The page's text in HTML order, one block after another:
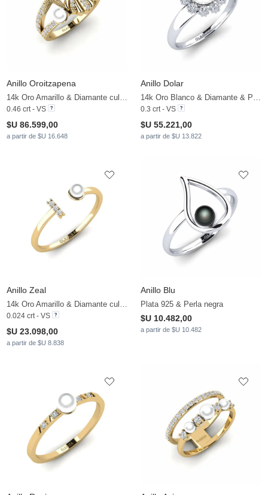
Anillo Oroitzapena
14k Oro Amarillo & Diamante cultivado en laboratorio & Perla blanca
0.46 crt - VS
$U 86.599,00
a partir de $U 16.648
Anillo Dolar
14k Oro Blanco & Diamante & Perla blanca
0.3 crt - VS
$U 55.221,00
a partir de $U 13.822
Anillo Zeal
14k Oro Amarillo & Diamante cultivado en laboratorio & Perla blanca
0.024 crt - VS
$U 23.098,00
a partir de $U 8.838
Anillo Blu
Plata 925 & Perla negra
$U 10.482,00
a partir de $U 10.482